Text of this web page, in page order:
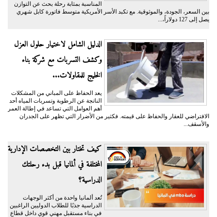
المناسبة بمثابة رحلة بحث عن التوازن
بين السعر، الجودة، والموثوقية. مع تكبد الأسر الأمريكية متوسط فاتورة كابل شهري
يصل إلى 127 دولاراً،...
الدليل الشامل لاختيار حلول العزل
وكشف التسربات مع شركة بناء
الخليج للمقاولات...
يعد الحفاظ على المباني من المشكلات
الناتجة عن الرطوبة وتسربات المياه أحد
أهم العوامل التي تساعد في إطالة العمر
الافتراضي للعقار والحفاظ على قيمته. فكثير من الأضرار التي تظهر على الجدران
والأسقف...
كيف تختار بين التخصصات الإدارية
المختلفة في ألمانيا قبل بدء رحلتك
الدراسية؟
تُعد ألمانيا واحدة من أكثر الوجهات
الدراسية جذبًا للطلاب الدوليين الراغبين
في بناء مستقبل مهني قوي داخل قطاع